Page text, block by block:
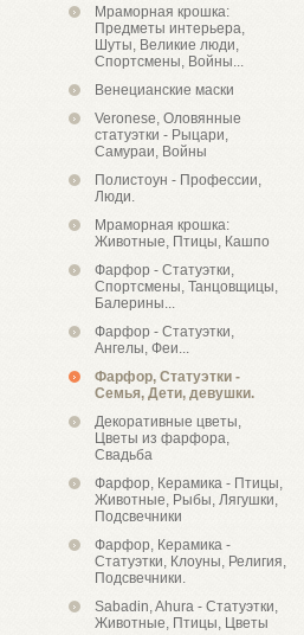
Мраморная крошка:
Предметы интерьера,
Шуты, Великие люди,
Спортсмены, Войны...
Венецианские маски
Veronese, Оловянные
статуэтки - Рыцари,
Самураи, Войны
Полистоун - Профессии,
Люди.
Мраморная крошка:
Животные, Птицы, Кашпо
Фарфор - Статуэтки,
Спортсмены, Танцовщицы,
Балерины...
Фарфор - Статуэтки,
Ангелы, Феи...
Фарфор, Статуэтки -
Семья, Дети, девушки.
Декоративные цветы,
Цветы из фарфора,
Свадьба
Фарфор, Керамика - Птицы,
Животные, Рыбы, Лягушки,
Подсвечники
Фарфор, Керамика -
Статуэтки, Клоуны, Религия,
Подсвечники.
Sabadin, Ahura - Статуэтки,
Животные, Птицы, Цветы